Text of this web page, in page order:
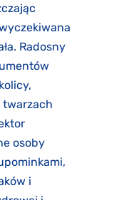
Radosny
twarzach
osoby
i